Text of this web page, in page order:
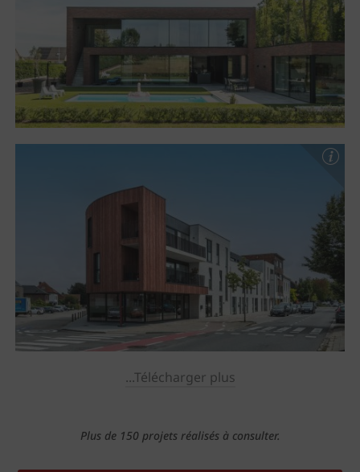
...Télécharger plus
Plus de 150 projets réalisés à consulter.